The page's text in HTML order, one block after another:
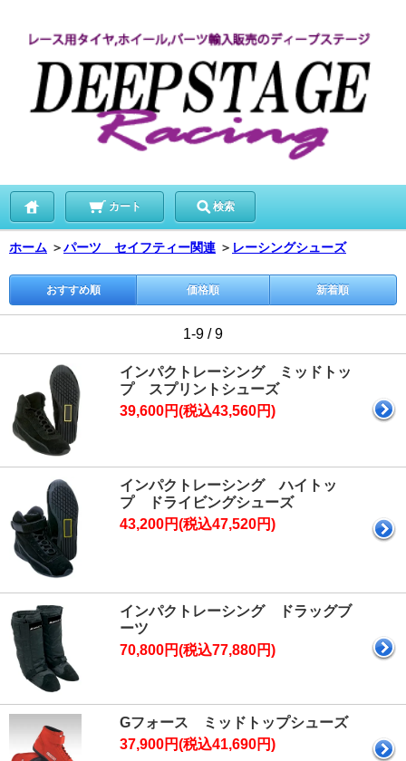
カート 検索
ホーム ＞パーツ セイフティー関連 ＞ レーシングシューズ
おすすめ順 価格順 新着順
1-9 / 9
インパクトレーシング ミッドトッ
プ スプリントシューズ
39,600円(税込43,560円)
インパクトレーシング ハイトッ
プ ドライビングシューズ
43,200円(税込47,520円)
インパクトレーシング ドラッグブ
ーツ
70,800円(税込77,880円)
Gフォース ミッドトップシューズ
37,900円(税込41,690円)